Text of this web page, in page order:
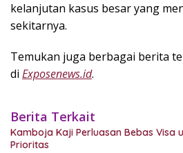
kelanjutan kasus besar yang
sekitarnya.
Temukan juga berbagai berita
di Exposenews.id.
Berita Terkait
Kamboja Kaji Perluasan Bebas Visa
Prioritas